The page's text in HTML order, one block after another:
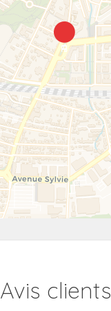
Avis clients